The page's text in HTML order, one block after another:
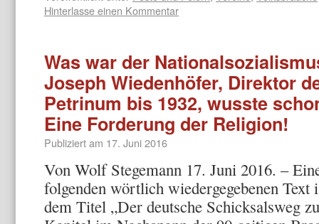
Hinterlasse einen Kommentar
Was war der
Joseph Wiedenhöfer, Direktor
Petrinum bis 1932, wusste
Eine Forderung der Religion!
Publiziert am 17. Juni 2016
Von Wolf Stegemann 17. Juni 2016. –
folgenden wörtlich wiedergegebenen
dem Titel „Der deutsche Schicksalsweg